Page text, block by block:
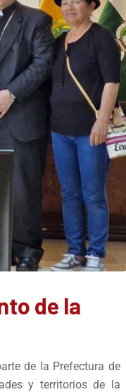
de la
de la Prefectura de
y territorios de la